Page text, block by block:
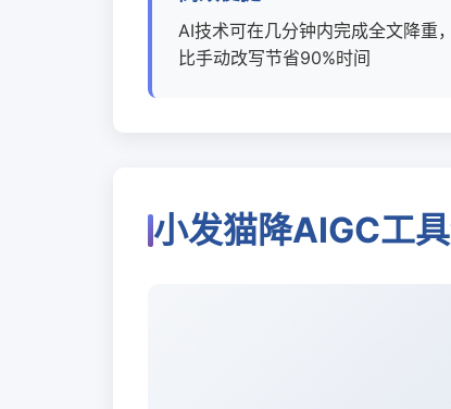
AI技术可在几分钟内完成全文降重
比手动改写节省90%时间
小发猫降AIGC工